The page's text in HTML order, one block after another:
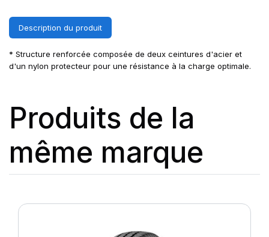
Description du produit
* Structure renforcée composée de deux ceintures d'acier et
d'un nylon protecteur pour une résistance à la charge optimale.
Produits de la
même marque